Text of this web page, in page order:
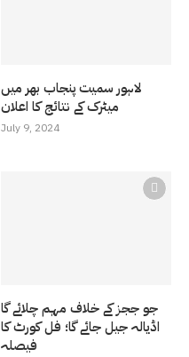
لاہور سمیت پنجاب بھر میں
میٹرک کے نتائج کا اعلان
July 9, 2024
جو ججز کے خلاف مہم چلائے گا
اڈیالہ جیل جائے گا؛ فل کورٹ کا
فیصلہ